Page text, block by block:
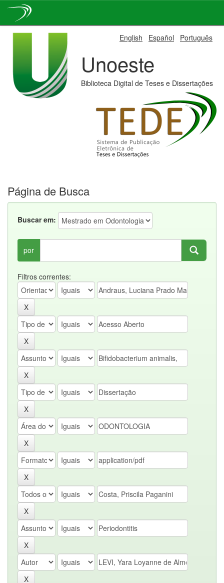
English Español Português
Unoeste
Biblioteca Digital de Teses e Dissertações
Página de Busca
Buscar em:
por
Filtros correntes: